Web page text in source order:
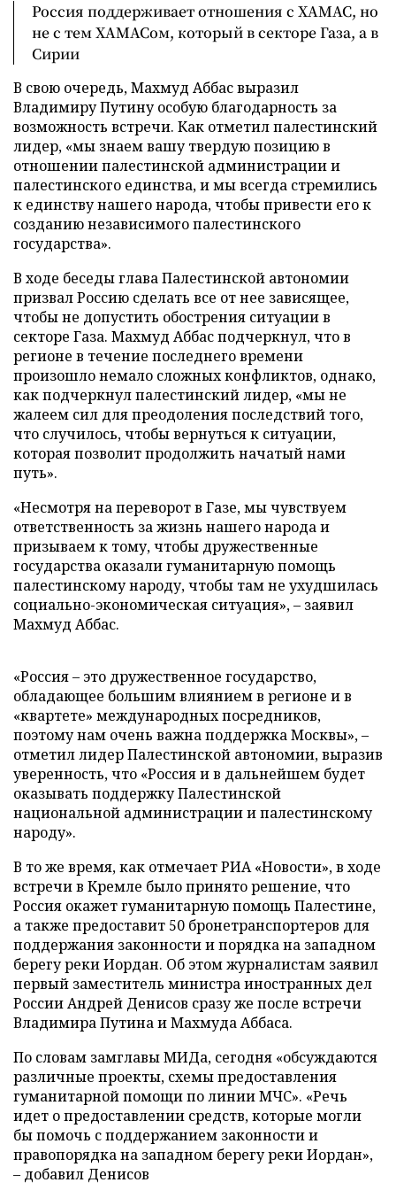
Россия поддерживает отношения с ХАМАС, но
не с тем ХАМАСом, который в секторе Газа, а в
Сирии
В свою очередь, Махмуд Аббас выразил
Владимиру Путину особую благодарность за
возможность встречи. Как отметил палестинский
лидер, «мы знаем вашу твердую позицию в
отношении палестинской администрации и
палестинского единства, и мы всегда стремились
к единству нашего народа, чтобы привести его к
созданию независимого палестинского
государства».
В ходе беседы глава Палестинской автономии
призвал Россию сделать все от нее зависящее,
чтобы не допустить обострения ситуации в
секторе Газа. Махмуд Аббас подчеркнул, что в
регионе в течение последнего времени
произошло немало сложных конфликтов, однако,
как подчеркнул палестинский лидер, «мы не
жалеем сил для преодоления последствий того,
что случилось, чтобы вернуться к ситуации,
которая позволит продолжить начатый нами
путь».
«Несмотря на переворот в Газе, мы чувствуем
ответственность за жизнь нашего народа и
призываем к тому, чтобы дружественные
государства оказали гуманитарную помощь
палестинскому народу, чтобы там не ухудшилась
социально-экономическая ситуация», – заявил
Махмуд Аббас.
«Россия – это дружественное государство,
обладающее большим влиянием в регионе и в
«квартете» международных посредников,
поэтому нам очень важна поддержка Москвы», –
отметил лидер Палестинской автономии, выразив
уверенность, что «Россия и в дальнейшем будет
оказывать поддержку Палестинской
национальной администрации и палестинскому
народу».
В то же время, как отмечает РИА «Новости», в ходе
встречи в Кремле было принято решение, что
Россия окажет гуманитарную помощь Палестине,
а также предоставит 50 бронетранспортеров для
поддержания законности и порядка на западном
берегу реки Иордан. Об этом журналистам заявил
первый заместитель министра иностранных дел
России Андрей Денисов сразу же после встречи
Владимира Путина и Махмуда Аббаса.
По словам замглавы МИДа, сегодня «обсуждаются
различные проекты, схемы предоставления
гуманитарной помощи по линии МЧС». «Речь
идет о предоставлении средств, которые могли
бы помочь с поддержанием законности и
правопорядка на западном берегу реки Иордан»,
– добавил Денисов